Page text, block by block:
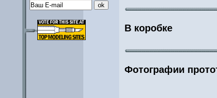
В коробке
Фотографии